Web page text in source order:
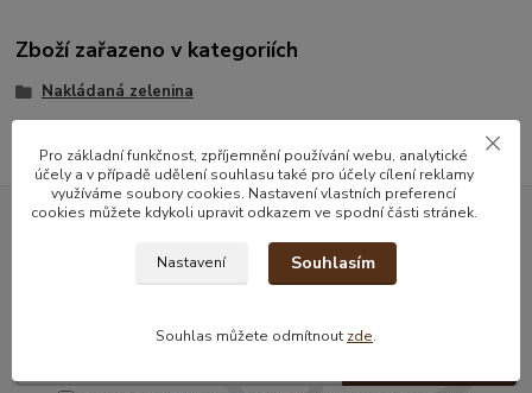
Zboží zařazeno v kategoriích
Nakládaná zelenina
Nepropásněte novinky, akce a
slevy!
Pro základní funkčnost, zpříjemnění používání webu, analytické
účely a v případě udělení souhlasu také pro účely cílení reklamy
využíváme soubory cookies. Nastavení vlastních preferencí
cookies můžete kdykoli upravit odkazem ve spodní části stránek.
Nastavení Souhlasím
Souhlas můžete odmítnout zde.